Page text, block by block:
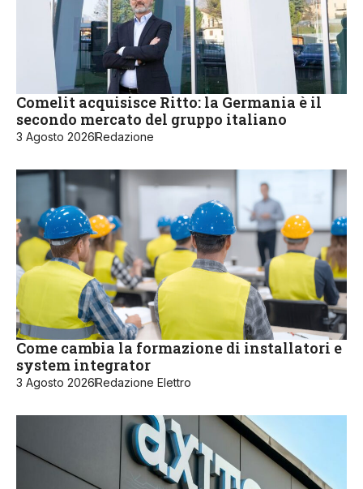
Comelit acquisisce Ritto: la Germania è il
secondo mercato del gruppo italiano
3 Agosto 2026Redazione
Come cambia la formazione di installatori e
system integrator
3 Agosto 2026Redazione Elettro